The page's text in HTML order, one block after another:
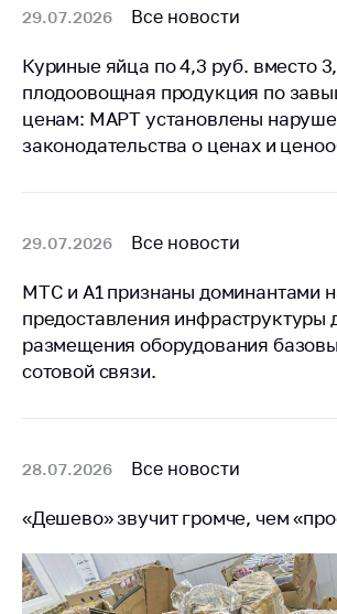
29.07.2026 Все новости
Куриные яйца по 4,3 руб. вместо
плодоовощная продукция по
ценам: МАРТ установлены
законодательства о ценах и
29.07.2026 Все новости
МТС и А1 признаны доминантами
предоставления инфраструктуры
размещения оборудования
сотовой связи.
28.07.2026 Все новости
«Дешево» звучит громче, чем